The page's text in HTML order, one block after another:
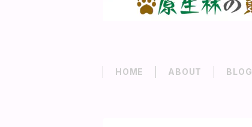
HOME ABOUT BLOG